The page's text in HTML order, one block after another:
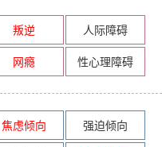
叛逆
人际障碍
网瘾 性心理障碍
焦虑倾向
强迫倾向